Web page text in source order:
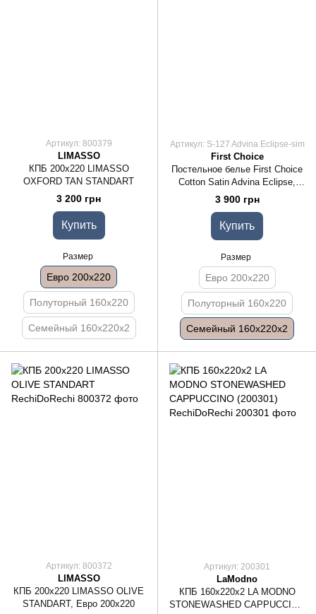
Артикул: 800379
LIMASSO
КПБ 200x220 LIMASSO
OXFORD TAN STANDART
3 200 грн
Купить
Размер
Евро 200x220
Полуторный 160x220
Семейный 160x220x2
Артикул: S-127 Advina Eclipse-sim
First Choice
Постельное белье First Choice
Cotton Satin Advina Eclipse,
Семейный 160x220x2
3 900 грн
Купить
Размер
Евро 200x220
Полуторный 160x220
Семейный 160x220x2
Артикул: 800372
LIMASSO
КПБ 200x220 LIMASSO OLIVE
STANDART, Евро 200x220
Артикул: 200301
LaModno
КПБ 160x220x2 LA MODNO
STONEWASHED CAPPUCCINO